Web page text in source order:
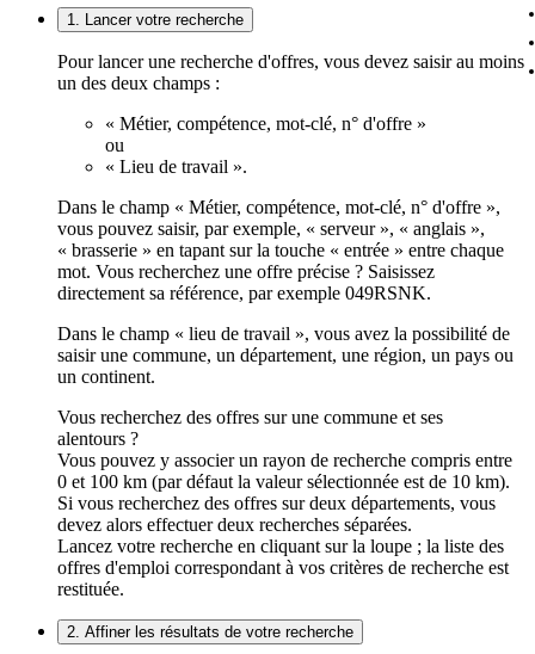
1. Lancer votre recherche
Pour lancer une recherche d'offres, vous devez saisir au moins
un des deux champs :
« Métier, compétence, mot-clé, n° d'offre »
ou
« Lieu de travail ».
Dans le champ « Métier, compétence, mot-clé, n° d'offre »,
vous pouvez saisir, par exemple, « serveur », « anglais »,
« brasserie » en tapant sur la touche « entrée » entre chaque
mot. Vous recherchez une offre précise ? Saisissez
directement sa référence, par exemple 049RSNK.
Dans le champ « lieu de travail », vous avez la possibilité de
saisir une commune, un département, une région, un pays ou
un continent.
Vous recherchez des offres sur une commune et ses
alentours ?
Vous pouvez y associer un rayon de recherche compris entre
0 et 100 km (par défaut la valeur sélectionnée est de 10 km).
Si vous recherchez des offres sur deux départements, vous
devez alors effectuer deux recherches séparées.
Lancez votre recherche en cliquant sur la loupe ; la liste des
offres d'emploi correspondant à vos critères de recherche est
restituée.
2. Affiner les résultats de votre recherche